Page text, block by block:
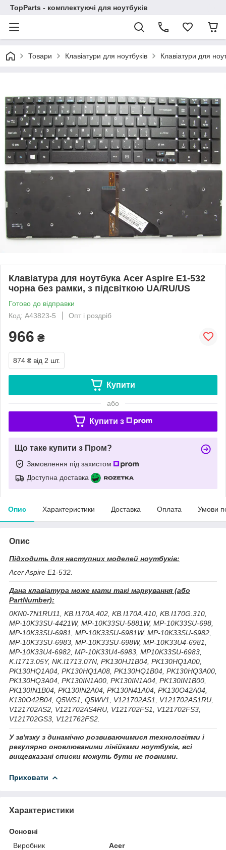
TopParts - комплектуючі для ноутбуків
Товари Клавіатури для ноутбуків Клавіатури для
Клавіатура для ноутбука Acer Aspire E1-532
чорна без рамки, з підсвіткою UA/RU/US
Готово до відправки
Код: A43823-5
Опт і роздріб
966 ₴
874 ₴ від 2 шт.
Купити
або
Купити з
Що таке купити з Пром?
Замовлення під захистом
Доступна доставка
Опис Характеристики Доставка Оплата Умови
Опис
Підходить для наступних моделей ноутбуків:
Acer Aspire E1-532.
Дана клавіатура може мати такі маркування (або
PartNumber):
0KN0-7N1RU11, KB.I170A.402, KB.I170A.410, KB.I170G.310,
MP-10K33SU-4421W, MP-10K33SU-5881W, MP-10K33SU-698,
MP-10K33SU-6981, MP-10K33SU-6981W, MP-10K33SU-6982,
MP-10K33SU-6983, MP-10K33SU-698W, MP-10K33U4-6981,
MP-10K33U4-6982, MP-10K33U4-6983, MP10K33SU-6983,
K.I1713.05Y, NK.I1713.07N, PK130HJ1B04, PK130HQ1A00,
PK130HQ1A04, PK130HQ1A08, PK130HQ1B04, PK130HQ3A00,
PK130HQ3A04, PK130IN1A00, PK130IN1A04, PK130IN1B00,
PK130IN1B04, PK130IN2A04, PK130N41A04, PK130O42A04,
K130O42B04, Q5WS1, Q5WV1, V121702AS1, V121702AS1RU,
V121702AS2, V121702AS4RU, V121702FS1, V121702FS3,
V121702GS3, V121762FS2.
У зв'язку з динамічно розвиваючимися технологіями і
регулярно оновлюваними лінійками ноутбуків, всі
вищевказані списки можуть бути не повними.
Приховати
Характеристики
Основні
Виробник
Acer